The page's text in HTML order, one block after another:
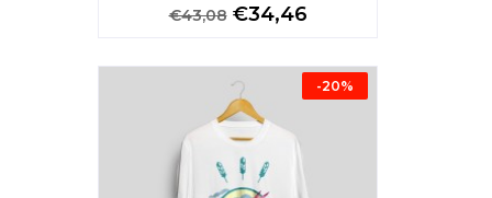
Preço
€43,08 Preço
€34,46
-20%